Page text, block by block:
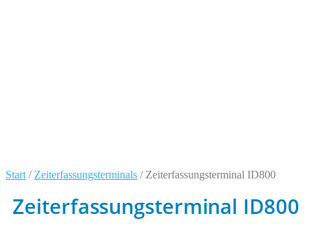
Start/Zeiterfassungsterminals / Zeiterfassungsterminal ID800
Zeiterfassungsterminal ID800